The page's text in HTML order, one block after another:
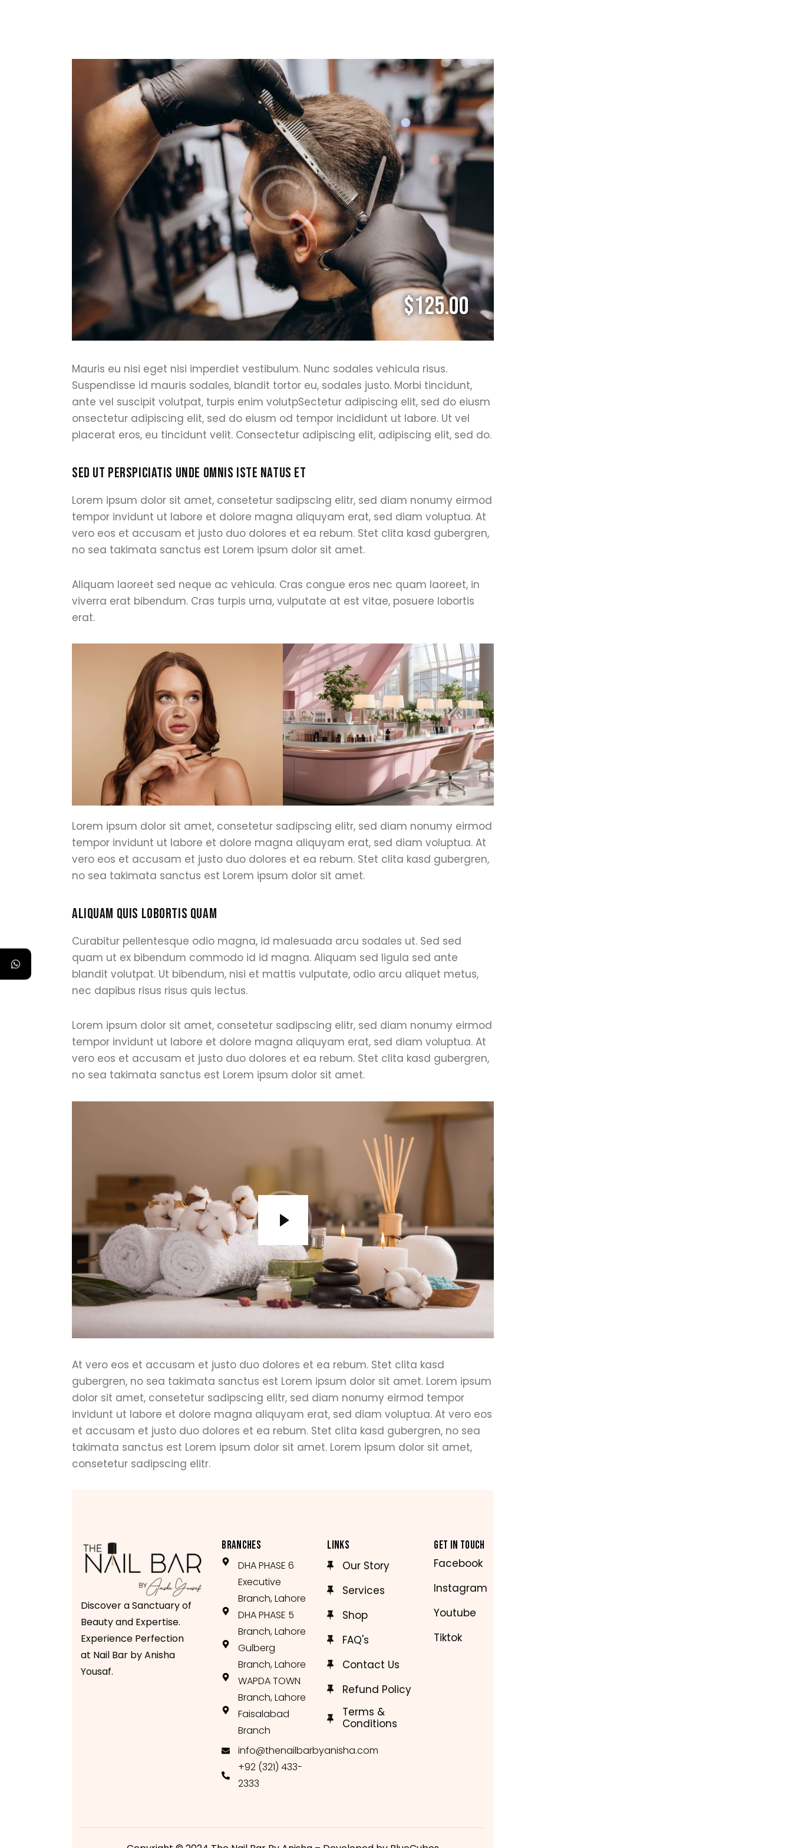
$125.00
Mauris eu nisi eget nisi imperdiet vestibulum. Nunc sodales vehicula risus.
Suspendisse id mauris sodales, blandit tortor eu, sodales justo. Morbi tincidunt,
ante vel suscipit volutpat, turpis enim volutpSectetur adipiscing elit, sed do eiusm
onsectetur adipiscing elit, sed do eiusm od tempor incididunt ut labore. Ut vel
placerat eros, eu tincidunt velit. Consectetur adipiscing elit, adipiscing elit, sed do.
SED UT PERSPICIATIS UNDE OMNIS ISTE NATUS ET
Lorem ipsum dolor sit amet, consetetur sadipscing elitr, sed diam nonumy eirmod
tempor invidunt ut labore et dolore magna aliquyam erat, sed diam voluptua. At
vero eos et accusam et justo duo dolores et ea rebum. Stet clita kasd gubergren,
no sea takimata sanctus est Lorem ipsum dolor sit amet.
Aliquam laoreet sed neque ac vehicula. Cras congue eros nec quam laoreet, in
viverra erat bibendum. Cras turpis urna, vulputate at est vitae, posuere lobortis
erat.
Lorem ipsum dolor sit amet, consetetur sadipscing elitr, sed diam nonumy eirmod
tempor invidunt ut labore et dolore magna aliquyam erat, sed diam voluptua. At
vero eos et accusam et justo duo dolores et ea rebum. Stet clita kasd gubergren,
no sea takimata sanctus est Lorem ipsum dolor sit amet.
ALIQUAM QUIS LOBORTIS QUAM
Curabitur pellentesque odio magna, id malesuada arcu sodales ut. Sed sed
quam ut ex bibendum commodo id id magna. Aliquam sed ligula sed ante
blandit volutpat. Ut bibendum, nisi et mattis vulputate, odio arcu aliquet metus,
nec dapibus risus risus quis lectus.
Lorem ipsum dolor sit amet, consetetur sadipscing elitr, sed diam nonumy eirmod
tempor invidunt ut labore et dolore magna aliquyam erat, sed diam voluptua. At
vero eos et accusam et justo duo dolores et ea rebum. Stet clita kasd gubergren,
no sea takimata sanctus est Lorem ipsum dolor sit amet.
At vero eos et accusam et justo duo dolores et ea rebum. Stet clita kasd
gubergren, no sea takimata sanctus est Lorem ipsum dolor sit amet. Lorem ipsum
dolor sit amet, consetetur sadipscing elitr, sed diam nonumy eirmod tempor
invidunt ut labore et dolore magna aliquyam erat, sed diam voluptua. At vero eos
et accusam et justo duo dolores et ea rebum. Stet clita kasd gubergren, no sea
takimata sanctus est Lorem ipsum dolor sit amet. Lorem ipsum dolor sit amet,
consetetur sadipscing elitr.
Discover a Sanctuary of
Beauty and Expertise.
Experience Perfection
at Nail Bar by Anisha
Yousaf.
BRANCHES
DHA PHASE 6
Executive
Branch, Lahore
DHA PHASE 5
Branch, Lahore
Gulberg
Branch, Lahore
WAPDA TOWN
Branch, Lahore
Faisalabad
Branch
info@thenailbarbyanisha.com
+92 (321) 433-
2333
LINKS
Our Story
Services
Shop
FAQ's
Contact Us
Refund Policy
Terms &
Conditions
GET IN TOUCH
Facebook
Instagram
Youtube
Tiktok